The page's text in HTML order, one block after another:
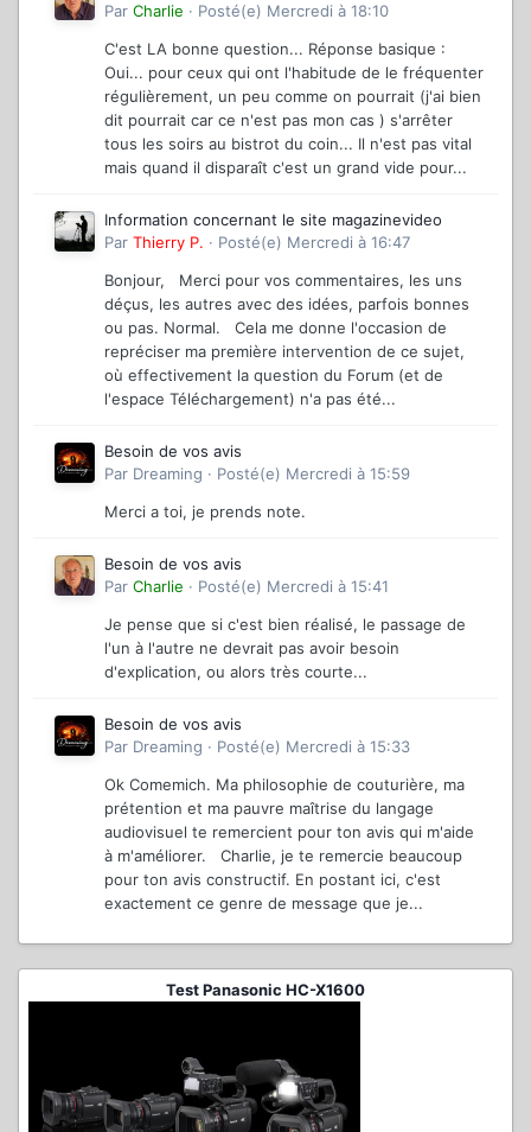
Par Charlie · Posté(e) Mercredi à 18:10
C'est LA bonne question... Réponse basique :
Oui... pour ceux qui ont l'habitude de le fréquenter
régulièrement, un peu comme on pourrait (j'ai bien
dit pourrait car ce n'est pas mon cas ) s'arrêter
tous les soirs au bistrot du coin... Il n'est pas vital
mais quand il disparaît c'est un grand vide pour...
Information concernant le site magazinevideo
Par Thierry P. · Posté(e) Mercredi à 16:47
Bonjour, Merci pour vos commentaires, les uns
déçus, les autres avec des idées, parfois bonnes
ou pas. Normal. Cela me donne l'occasion de
repréciser ma première intervention de ce sujet,
où effectivement la question du Forum (et de
l'espace Téléchargement) n'a pas été...
Besoin de vos avis
Par Dreaming · Posté(e) Mercredi à 15:59
Merci a toi, je prends note.
Besoin de vos avis
Par Charlie · Posté(e) Mercredi à 15:41
Je pense que si c'est bien réalisé, le passage de
l'un à l'autre ne devrait pas avoir besoin
d'explication, ou alors très courte...
Besoin de vos avis
Par Dreaming · Posté(e) Mercredi à 15:33
Ok Comemich. Ma philosophie de couturière, ma
prétention et ma pauvre maîtrise du langage
audiovisuel te remercient pour ton avis qui m'aide
à m'améliorer. Charlie, je te remercie beaucoup
pour ton avis constructif. En postant ici, c'est
exactement ce genre de message que je...
Test Panasonic HC-X1600